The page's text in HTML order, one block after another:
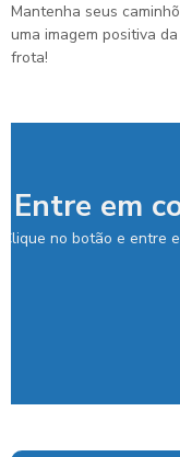
Mantenha seus
uma imagem positiva
frota!
Entre em
Clique no botão e entre